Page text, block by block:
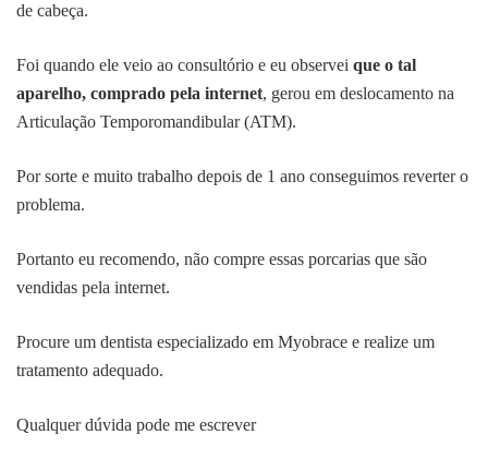
de cabeça.
Foi quando ele veio ao consultório e eu observei que o tal
aparelho, comprado pela internet, gerou em deslocamento na
Articulação Temporomandibular (ATM).
Por sorte e muito trabalho depois de 1 ano conseguimos reverter o
problema.
Portanto eu recomendo, não compre essas porcarias que são
vendidas pela internet.
Procure um dentista especializado em Myobrace e realize um
tratamento adequado.
Qualquer dúvida pode me escrever